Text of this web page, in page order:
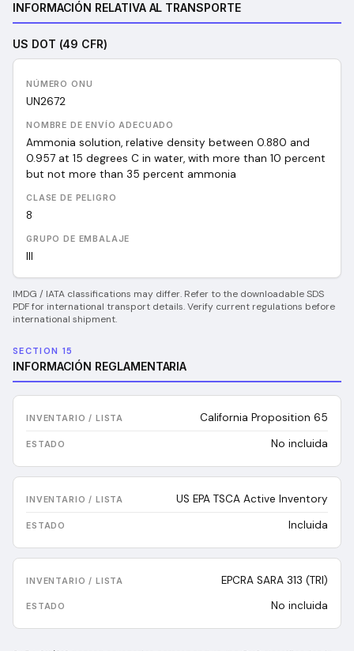
INFORMACIÓN RELATIVA AL TRANSPORTE
US DOT (49 CFR)
NÚMERO ONU
UN2672
NOMBRE DE ENVÍO ADECUADO
Ammonia solution, relative density between 0.880 and
0.957 at 15 degrees C in water, with more than 10 percent
but not more than 35 percent ammonia
CLASE DE PELIGRO
8
GRUPO DE EMBALAJE
III
IMDG / IATA classifications may differ. Refer to the downloadable SDS
PDF for international transport details. Verify current regulations before
international shipment.
SECTION 15
INFORMACIÓN REGLAMENTARIA
California Proposition 65
No incluida
US EPA TSCA Active Inventory
Incluida
EPCRA SARA 313 (TRI)
No incluida